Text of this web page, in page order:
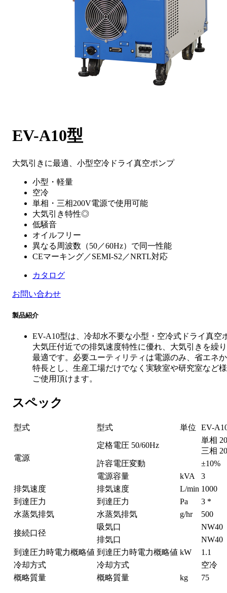
EV-A10型
大気引きに最適、小型空冷ドライ真空ポンプ
小型・軽量
空冷
単相・三相200V電源で使用可能
大気引き特性◎
低騒音
オイルフリー
異なる周波数（50／60Hz）で同一性能
CEマーキング／SEMI-S2／NRTL対応
カタログ
お問い合わせ
製品紹介
EV-A10型は、冷却水不要な小型・空冷式ドライ真空
大気圧付近での排気速度特性に優れ、大気引きを繰
最適です。必要ユーティリティは電源のみ、省エネ
特長とし、生産工場だけでなく実験室や研究室など
ご使用頂けます。
スペック
型式 型式 単位 EV-
電源
定格電圧 50/60Hz
単相
三相
許容電圧変動
±10%
電源容量
kVA
3
排気速度
排気速度 L/min 1000
到達圧力
到達圧力 Pa
3 *
水蒸気排気
水蒸気排気 g/hr 500
接続口径
吸気口
NW40
排気口
NW40
到達圧力時電力概略値 到達圧力時電力概略値 kW
1.1
冷却方式
冷却方式
空冷
概略質量
概略質量 kg 75